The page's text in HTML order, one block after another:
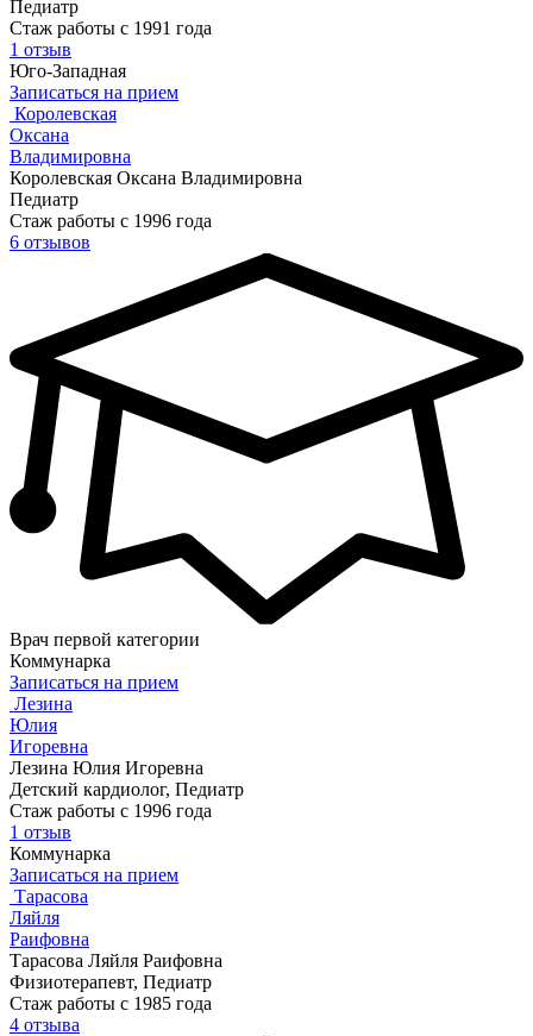
Педиатр
Стаж работы с 1991 года
1 отзыв
Юго-Западная
Записаться на прием
Королевская
Оксана
Владимировна
Королевская Оксана Владимировна
Педиатр
Стаж работы с 1996 года
6 отзывов
Врач первой категории
Коммунарка
Записаться на прием
Лезина
Юлия
Игоревна
Лезина Юлия Игоревна
Детский кардиолог, Педиатр
Стаж работы с 1996 года
1 отзыв
Коммунарка
Записаться на прием
Тарасова
Ляйля
Раифовна
Тарасова Ляйля Раифовна
Физиотерапевт, Педиатр
Стаж работы с 1985 года
4 отзыва